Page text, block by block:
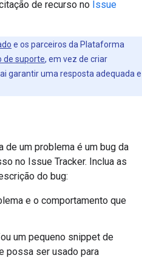
de recurso no Issue
e os parceiros da Plataforma
de suporte, em vez de criar
garantir uma resposta adequada e
de um problema é um bug da
no Issue Tracker. Inclua as
do bug:
e o comportamento que
um pequeno snippet de
possa ser usado para